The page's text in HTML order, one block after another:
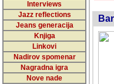
Interviews
Jazz reflections
Jeans generacija
Knjiga
Linkovi
Nadirov spomenar
Nagradna igra
Nove nade